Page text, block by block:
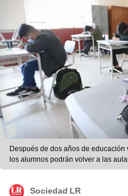
Después de dos años de
los alumnos podrán volver a las
Sociedad LR